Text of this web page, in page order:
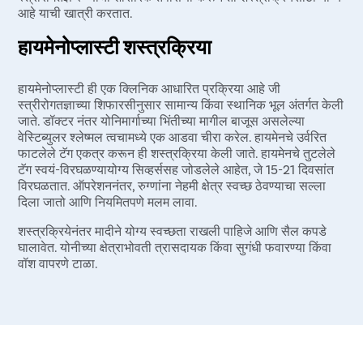
आहे याची खात्री करतात.
हायमेनोप्लास्टी शस्त्रक्रिया
हायमेनोप्लास्टी ही एक क्लिनिक आधारित प्रक्रिया आहे जी
स्त्रीरोगतज्ञाच्या शिफारसीनुसार सामान्य किंवा स्थानिक भूल अंतर्गत केली
जाते. डॉक्टर नंतर योनिमार्गाच्या भिंतीच्या मागील बाजूस असलेल्या
वेस्टिब्युलर श्लेष्मल त्वचामध्ये एक आडवा चीरा करेल. हायमेनचे उर्वरित
फाटलेले टॅग एकत्र करून ही शस्त्रक्रिया केली जाते. हायमेनचे तुटलेले
टॅग स्वयं-विरघळण्यायोग्य सिव्हर्ससह जोडलेले आहेत, जे 15-21 दिवसांत
विरघळतात. ऑपरेशननंतर, रुग्णांना नेहमी क्षेत्र स्वच्छ ठेवण्याचा सल्ला
दिला जातो आणि नियमितपणे मलम लावा.
शस्त्रक्रियेनंतर मादीने योग्य स्वच्छता राखली पाहिजे आणि सैल कपडे
घालावेत. योनीच्या क्षेत्राभोवती त्रासदायक किंवा सुगंधी फवारण्या किंवा
वॉश वापरणे टाळा.